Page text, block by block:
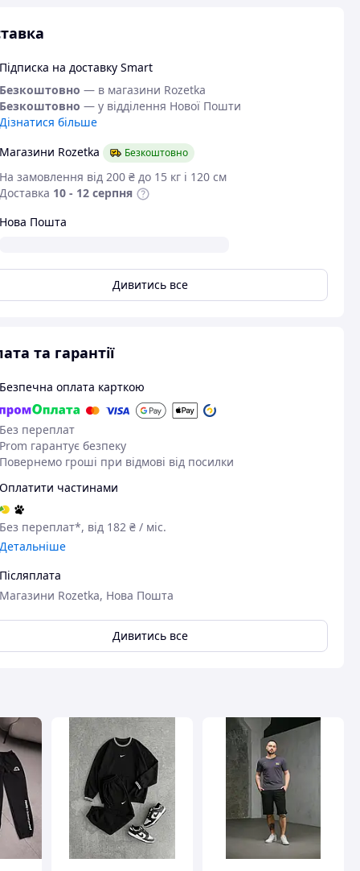
Підписка на доставку Smart
Безкоштовно — в магазини Rozetka
Безкоштовно — у відділення Нової Пошти
Дізнатися більше
Магазини Rozetka
Безкоштовно
На замовлення від 200 ₴ до 15 кг і 120 см
Доставка 10 - 12 серпня
Нова Пошта
Дивитись все
та гарантії
Безпечна оплата карткою
Без переплат
Prom гарантує безпеку
Повернемо гроші при відмові від посилки
Оплатити частинами
Без переплат*, від 182 ₴ / міс.
Детальніше
Післяплата
Магазини Rozetka, Нова Пошта
Дивитись все